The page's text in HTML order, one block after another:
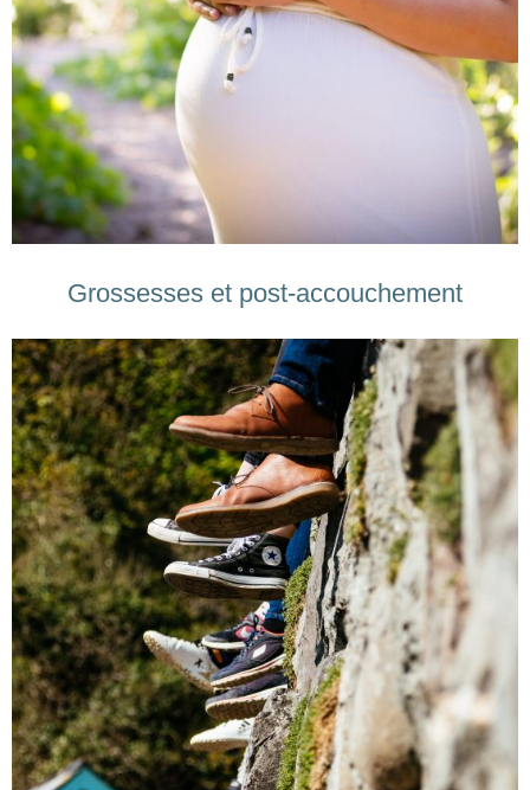
Grossesses et post-accouchement